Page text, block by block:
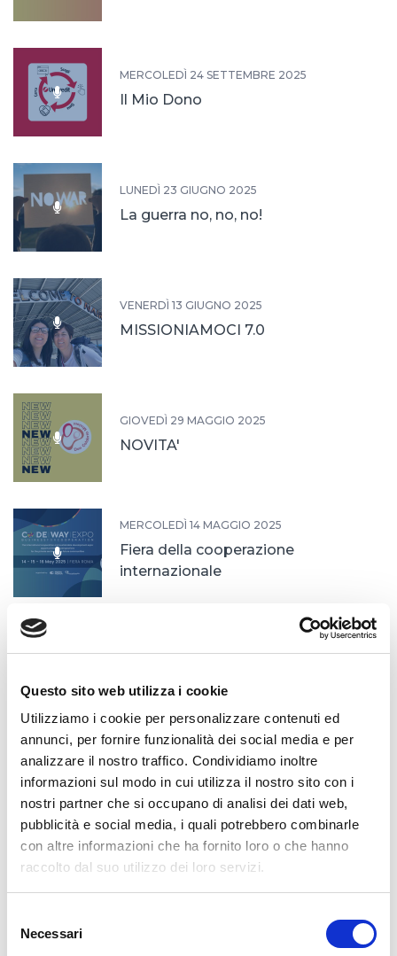
Questo sito web utilizza i cookie
Utilizziamo i cookie per personalizzare contenuti ed
annunci, per fornire funzionalità dei social media e per
analizzare il nostro traffico. Condividiamo inoltre
informazioni sul modo in cui utilizza il nostro sito con i
nostri partner che si occupano di analisi dei dati web,
pubblicità e social media, i quali potrebbero combinarle
con altre informazioni che ha fornito loro o che hanno
raccolto dal suo utilizzo dei loro servizi.
delNecessari
MERCOLEDÌ 24 SETTEMBRE 2025
Il Mio Dono
LUNEDÌ 23 GIUGNO 2025
La guerra no, no, no!
VENERDÌ 13 GIUGNO 2025
MISSIONIAMOCI 7.0
GIOVEDÌ 29 MAGGIO 2025
NOVITA'
MERCOLEDÌ 14 MAGGIO 2025
Fiera della cooperazione
internazionale
VENERDÌ 9 MAGGIO 2025
VENERDÌ 18 APRILE 2025
BUONA PASQUA